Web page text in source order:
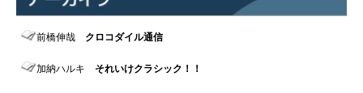
前橋伸哉 クロコダイル通信
加納ハルキ それいけクラシック！！